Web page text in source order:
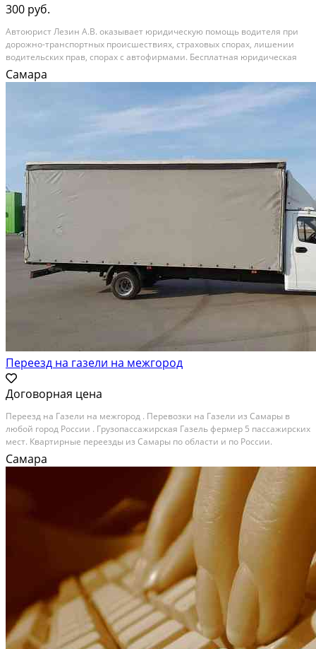
300 руб.
Автоюрист Лезин А.В. оказывает юридическую помощь водителя при
дорожно-транспортных происшествиях, страховых спорах, лишении
водительских прав, спорах с автофирмами. Бесплатная юридическая
консультация. Категории дел: дела связанные с угрозой изъятия
водительских прав в суде, в том числе по делам...
Самара
Переезд на газели на межгород
Договорная цена
Переезд на Газели на межгород . Перевозки на Газели из Самары в
любой город России . Грузопассажирская Газель фермер 5 пассажирских
мест. Квартирные переезды из Самары по области и по России.
Транспортные услуги Газелями по всей России (Москва, Пенза,
Чебоксары, Архангельск, Тюмень,...
Самара